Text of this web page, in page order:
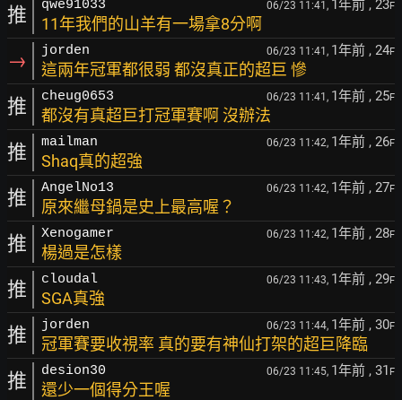
推 qwe91033 06/23 11:41, 1年前 , 23F
11年我們的山羊有一場拿8分啊
→ jorden 06/23 11:41, 1年前 , 24F
這兩年冠軍都很弱 都沒真正的超巨 慘
推 cheug0653 06/23 11:41, 1年前 , 25F
都沒有真超巨打冠軍賽啊 沒辦法
推 mailman 06/23 11:42, 1年前 , 26F
Shaq真的超強
推 AngelNo13 06/23 11:42, 1年前 , 27F
原來繼母鍋是史上最高喔？
推 Xenogamer 06/23 11:42, 1年前 , 28F
楊過是怎樣
推 cloudal 06/23 11:43, 1年前 , 29F
SGA真強
推 jorden 06/23 11:44, 1年前 , 30F
冠軍賽要收視率 真的要有神仙打架的超巨降臨
推 desion30 06/23 11:45, 1年前 , 31 F
還少一個得分王喔